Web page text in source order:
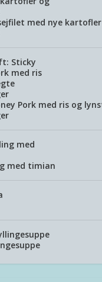
med nye
Pork med ris og
med timian